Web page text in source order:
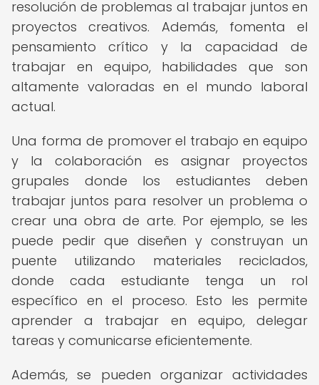
resolución de problemas al trabajar juntos en
proyectos creativos. Además, fomenta el
pensamiento crítico y la capacidad de
trabajar en equipo, habilidades que son
altamente valoradas en el mundo laboral
actual.
Una forma de promover el trabajo en equipo
y la colaboración es asignar proyectos
grupales donde los estudiantes deben
trabajar juntos para resolver un problema o
crear una obra de arte. Por ejemplo, se les
puede pedir que diseñen y construyan un
puente utilizando materiales reciclados,
donde cada estudiante tenga un rol
específico en el proceso. Esto les permite
aprender a trabajar en equipo, delegar
tareas y comunicarse eficientemente.
Además, se pueden organizar actividades